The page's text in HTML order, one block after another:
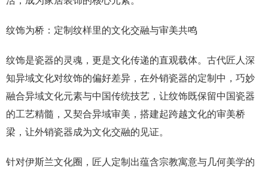
纹饰为桥：定制纹样里的文化交融与审美共鸣
纹饰是瓷器的灵魂，更是文化传递的直观载体。古代匠人深
知异域文化对纹饰的偏好差异，在外销瓷器的定制中，巧妙
融合异域文化元素与中国传统技艺，让纹饰既保留中国瓷器
的工艺精髓，又契合异域审美，搭建起跨越文化的审美桥
梁，让外销瓷器成为文化交融的见证。
针对伊斯兰文化圈，匠人定制出蕴含宗教寓意与几何美学的